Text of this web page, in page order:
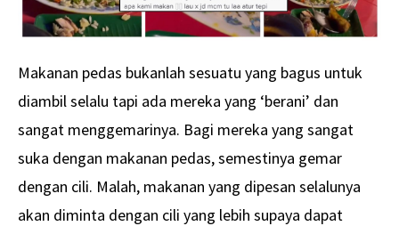
Makanan pedas bukanlah sesuatu yang bagus untuk
diambil selalu tapi ada mereka yang ‘berani’ dan
sangat menggemarinya. Bagi mereka yang sangat
suka dengan makanan pedas, semestinya gemar
dengan cili. Malah, makanan yang dipesan selalunya
akan diminta dengan cili yang lebih supaya dapat